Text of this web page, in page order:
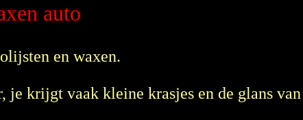
auto
en waxen.
je krijgt vaak kleine krasjes en de glans